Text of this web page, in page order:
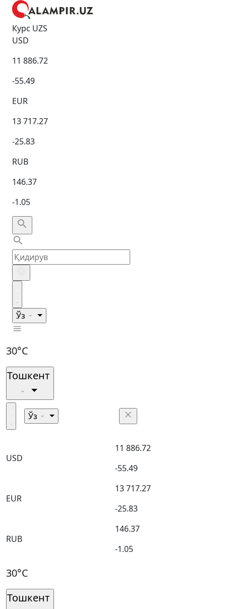
Курс UZS
USD
11 886.72
-55.49
EUR
13 717.27
-25.83
RUB
146.37
-1.05
Ўз
30°C
Тошкент
Ўз
USD
11 886.72
-55.49
EUR
13 717.27
-25.83
RUB
146.37
-1.05
30°C
Тошкент